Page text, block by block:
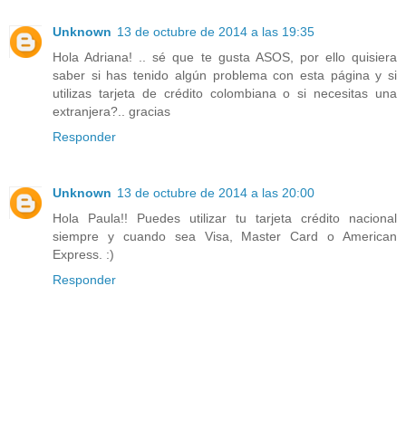
Unknown 13 de octubre de 2014 a las 19:35
Hola Adriana! .. sé que te gusta ASOS, por ello quisiera
saber si has tenido algún problema con esta página y si
utilizas tarjeta de crédito colombiana o si necesitas una
extranjera?.. gracias
Responder
Unknown 13 de octubre de 2014 a las 20:00
Hola Paula!! Puedes utilizar tu tarjeta crédito nacional
siempre y cuando sea Visa, Master Card o American
Express. :)
Responder